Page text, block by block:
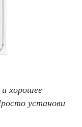
хорошее
установи